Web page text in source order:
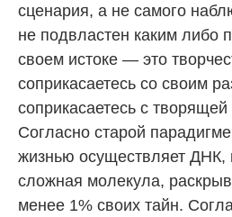
сценария, а не самого
не подвластен каким либо
своем истоке — это
соприкасаетесь со своим
соприкасаетесь с
Согласно старой
жизнью осуществляет ДНК,
сложная молекула,
менее 1% своих тайн.